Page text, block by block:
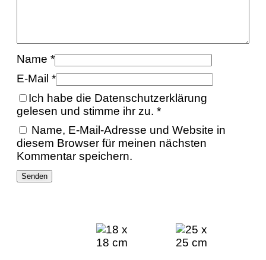
Name *
E-Mail *
Ich habe die Datenschutzerklärung
gelesen und stimme ihr zu. *
Name, E-Mail-Adresse und Website in
diesem Browser für meinen nächsten
Kommentar speichern.